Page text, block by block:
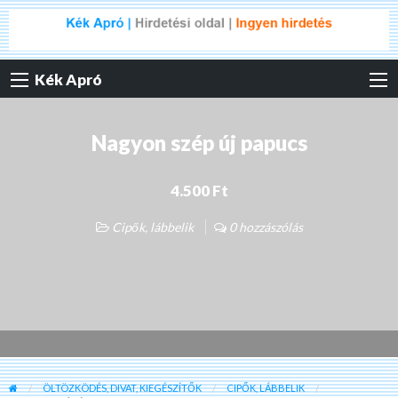
Kék Apró
Nagyon szép új papucs
4.500 Ft
Cipők, lábbelik 0 hozzászólás
ÖLTÖZKÖDÉS, DIVAT, KIEGÉSZÍTŐK
CIPŐK, LÁBBELIK